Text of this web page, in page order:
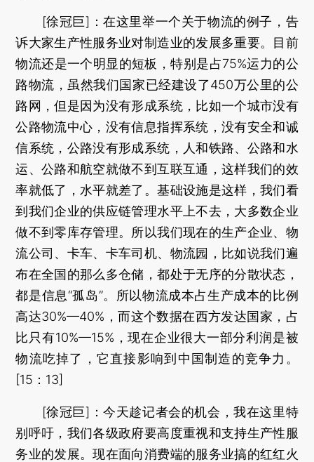
[徐冠巨]：在这里举一个关于物流的例子，告
诉大家生产性服务业对制造业的发展多重要。目前
物流还是一个明显的短板，特别是占75%运力的公
路物流，虽然我们国家已经建设了450万公里的公
路网，但是因为没有形成系统，比如一个城市没有
公路物流中心，没有信息指挥系统，没有安全和诚
信系统，公路没有形成系统，人和铁路、公路和水
运、公路和航空就做不到互联互通，这样我们的效
率就低了，水平就差了。基础设施是这样，我们看
到我们企业的供应链管理水平上不去，大多数企业
做不到零库存管理。所以我们现在的生产企业、物
流公司、卡车、卡车司机、物流园，比如说我们遍
布在全国的那么多仓储，都处于无序的分散状态，
都是信息“孤岛”。所以物流成本占生产成本的比例
高达30%—40%，而这个数据在西方发达国家，占
比只有10%—15%，现在企业很大一部分利润是被
物流吃掉了，它直接影响到中国制造的竞争力。
[15：13]
[徐冠巨]：今天趁记者会的机会，我在这里特
别呼吁，我们各级政府要高度重视和支持生产性服
务业的发展。现在面向消费端的服务业搞的红红火